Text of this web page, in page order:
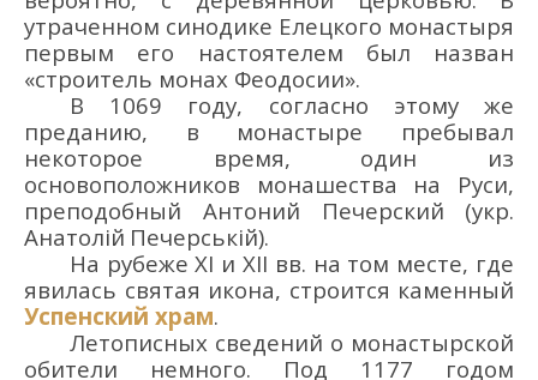
утраченном синодике Елецкого монастыря
первым его настоятелем был назван
«строитель монах Феодосии».
В 1069 году, согласно этому же
преданию, в монастыре пребывал
некоторое время, один из
основоположников монашества на Руси,
преподобный Антоний Печерский
(укр.
Анатолій Печерській).
На рубеже XI и XII вв. на том месте, где
явилась святая икона, строится каменный
Успенский храм.
Летописных сведений о монастырской
обители немного.
Под 1177 годом